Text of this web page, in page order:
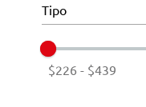
Tipo
$226 - $439